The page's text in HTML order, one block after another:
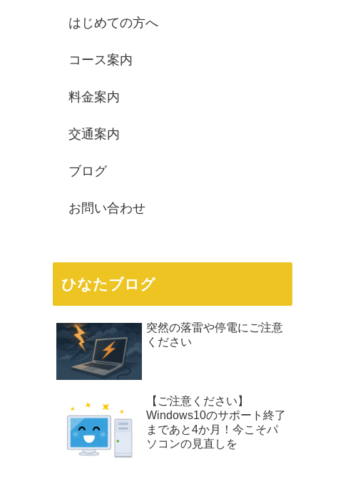
はじめての方へ
コース案内
料金案内
交通案内
ブログ
お問い合わせ
ひなたブログ
突然の落雷や停電にご注意
ください
【ご注意ください】
Windows10のサポート終了
まであと4か月！今こそパ
ソコンの見直しを